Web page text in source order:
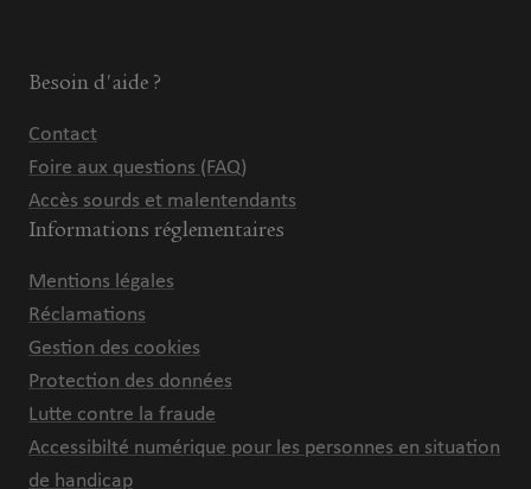
Besoin d'aide ?
Contact
Foire aux questions (FAQ)
Accès sourds et malentendants
Informations réglementaires
Mentions légales
Réclamations
Gestion des cookies
Protection des données
Lutte contre la fraude
Accessibilté numérique pour les personnes en situation
de handicap